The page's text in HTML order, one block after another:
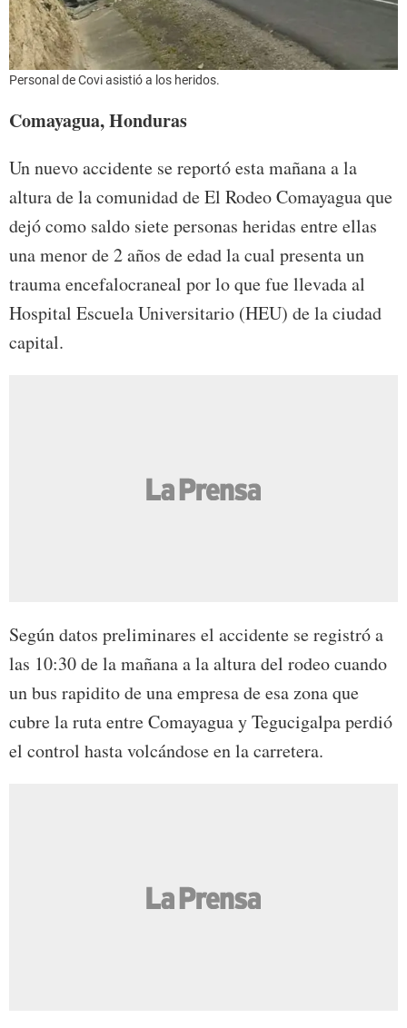
Personal de Covi asistió a los heridos.
Comayagua, Honduras
Un nuevo accidente se reportó esta mañana a la
altura de la comunidad de El Rodeo Comayagua que
dejó como saldo siete personas heridas entre ellas
una menor de 2 años de edad la cual presenta un
trauma encefalocraneal por lo que fue llevada al
Hospital Escuela Universitario (HEU) de la ciudad
capital.
Según datos preliminares el accidente se registró a
las 10:30 de la mañana a la altura del rodeo cuando
un bus rapidito de una empresa de esa zona que
cubre la ruta entre Comayagua y Tegucigalpa perdió
el control hasta volcándose en la carretera.